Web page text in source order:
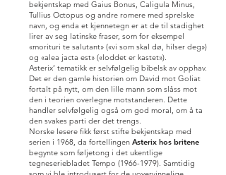
bekjentskap med Gaius Bonus, Caligula Minus,
Tullius Octopus og andre romere med sprelske
navn, og enda et kjennetegn er at de til stadighet
lirer av seg latinske fraser, som for eksempel
«morituri te salutant» («vi som skal dø, hilser deg»)
og «alea jacta est» («loddet er kastet»).
Asterix’ tematikk er selvfølgelig bibelsk av opphav.
Det er den gamle historien om David mot Goliat
fortalt på nytt, om den lille mann som slåss mot
den i teorien overlegne motstanderen. Dette
handler selvfølgelig også om god moral, om å ta
den svakes parti der det trengs.
Norske lesere fikk først stifte bekjentskap med
serien i 1968, da fortellingen Asterix hos britene
begynte som føljetong i det ukentlige
tegneseriebladet Tempo (1966-1979). Samtidig